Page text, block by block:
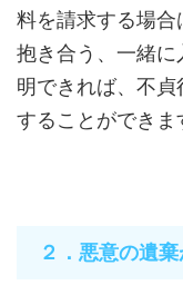
料を請求する場
抱き合う、一緒
明できれば、不
することができま
２．悪意の遺